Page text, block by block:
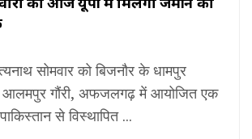
सोमवार को बिजनौर के धामपुर
आलमपुर गौंरी, अफजलगढ़ में आयोजित एक
से विस्थापित ...